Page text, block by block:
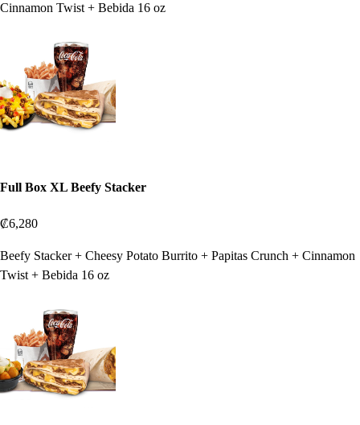
Cinnamon Twist + Bebida 16 oz
Full Box XL Beefy Stacker
₡6,280
Beefy Stacker + Cheesy Potato Burrito + Papitas Crunch + Cinnamon
Twist + Bebida 16 oz